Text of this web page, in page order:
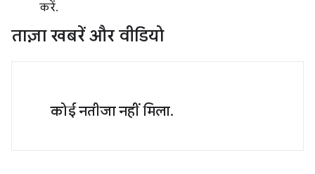
करें.
ताज़ा खबरें और वीडियो
कोई नतीजा नहीं मिला.